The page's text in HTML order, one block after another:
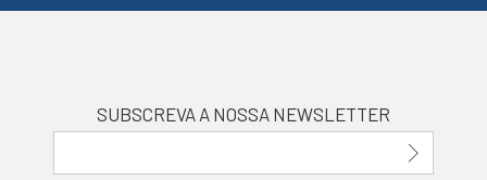
SUBSCREVA A NOSSA NEWSLETTER